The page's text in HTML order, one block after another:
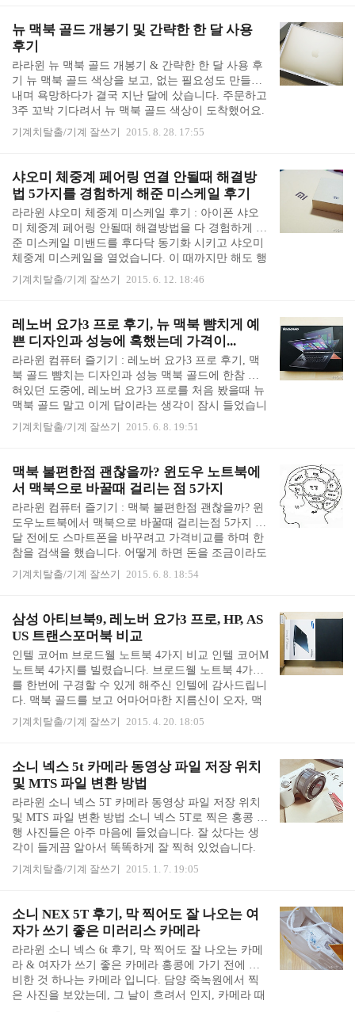
수 없다는 알림과 1% 남았다는 알림이 번갈아 깜빡
였습니다. 미밴드 배터리 완충 후 무려 52일이 지났
네요. 미밴드 배터리가 약 한 달 간다더니 52일이나
가네요. +_+ 미밴드 배터리 충전 안될때... 당황하지
마세요. 집에서 나서기 전에 아침에 재빨리 충전해서
나가려고 했는데, 문제는 여기서 발생했습니다. 미밴
드 충전 크래들에 꽂아서 충전기를 연결..
뉴 맥북 골드 개봉기 및 간략한 한 달 사용
후기
라라윈 뉴 맥북 골드 개봉기 & 간략한 한 달 사용 후
기 뉴 맥북 골드 색상을 보고, 없는 필요성도 만들어
내며 욕망하다가 결국 지난 달에 샀습니다. 주문하고
3주 꼬박 기다려서 뉴 맥북 골드 색상이 도착했어요.
아름답습니다. +_+ 12인치 뉴 맥북 골드 개봉기 대놓
고 PPL 입니다. 저의 책 2배 정도 되는 자그마한 박스
하게 접어서 겉에 있는 박스를 열면 속에 있는 맥북
박스가 쏙 나오도록 만들어 놓았습니다. 별 것 아닌
데 요런 작은 부분에도 신경을 잘 쓰는 것 같습니다.
대놓고 PPL 2번쨰. 맥북 박스는 책의 딱 2배 입니다.
맥북 골드 색상 박스에도 금색 맥북 옆모습이 그려져
있습니다. 뉴 맥북 구성품은 단촐합니다. 맥북, 충전
기가 전부입니다. ..
기계치탈출/기계 잘쓰기 2015. 8. 28. 17:55
샤오미 체중계 페어링 연결 안될때 해결방
법 5가지를 경험하게 해준 미스케일 후기
라라윈 샤오미 체중계 미스케일 후기 : 아이폰 샤오
미 체중계 페어링 안될때 해결방법을 다 경험하게 해
준 미스케일 미밴드를 후다닥 동기화 시키고 샤오미
체중계 미스케일을 열었습니다. 이 때까지만 해도 행
복했습니다. 대륙의 실수 샤오미 체중계라며, 체중을
재면 바로 스마트폰에 동기화 된다는 기사를 본 뒤로
잘 쓰고 있는 유리 체중계를 버릴 수 없어 망설이고
있었습니다. 그런데 마침 유리체중계가 고장이 났어
요. 으흐흐흐흐흐흐흫. 건전지를 교체해도 안 되고,
유리 체중계 모서리가 나가기도 했습니다. 깨진 유리
제품은 쓰는게 아니라며 신나서 샤오미 체중계를 주
문했던 것이라 더 신났습니다. 샤오미 체중계 미스케
일 개봉기 쇼핑몰 페이지에서 보던 것처럼 참 예쁩니
다..
기계치탈출/기계 잘쓰기 2015. 6. 12. 18:46
레노버 요가3 프로 후기, 뉴 맥북 뺨치게 예
쁜 디자인과 성능에 혹했는데 가격이...
라라윈 컴퓨터 즐기기 : 레노버 요가3 프로 후기, 맥
북 골드 뺨치는 디자인과 성능 맥북 골드에 한참 꽂
혀있던 도중에, 레노버 요가3 프로를 처음 봤을때 뉴
맥북 골드 말고 이게 답이라는 생각이 잠시 들었습니
다. 레노버 요가3 프로는 제가 구입한 것이 아니라,
인텔 대행사로부터 잠시 빌려서 써보았던 것 입니다.
브북9, 레노버 요가3 프로, HP, ASUS 트랜스포머북)
제 것이 아니라 그냥 구경을 하는 것이라 큰 기대 없
이 박스를 열었습니다. 뉴맥북 뺨치게 예쁜 요가3 프
로 골드 색상 오오오오오오! 골드! 레노버 요가3 프
로 골드 색상이 빛에 반짝이는데, 너무 예뻤습니다.
게다가 박스에서 꺼내는데 제법 큰 크기에도 가뿐합
니다. 뒷면까지 모두 반짝이는..
기계치탈출/기계 잘쓰기 2015. 6. 8. 19:51
맥북 불편한점 괜찮을까? 윈도우 노트북에
서 맥북으로 바꿀때 걸리는 점 5가지
라라윈 컴퓨터 즐기기 : 맥북 불편한점 괜찮을까? 윈
도우노트북에서 맥북으로 바꿀때 걸리는점 5가지 몇
달 전에도 스마트폰을 바꾸려고 가격비교를 하며 한
참을 검색을 했습니다. 어떻게 하면 돈을 조금이라도
아껴볼까 한참 검색을 하다가 문득 허무해졌습니다.
차라리 그럴 시간에 그냥 사고 싶은 것을 사고, 일에
들었습니다. 뭔가 헛똑똑이 짓을 한 기분이었어요. (-
부자란 가격비교 같은 것에 시간을 쓰지 않는 사람이
아닐까) 그래서 "맥북 골드는 그만 고민하고 구입을
하고, 더 열심히 일을 하자!" 라고 마음을 먹었습니
다. 그러나 저는 어쩔 수 없나봅니다... ㅠㅠ 맥북 골
드 구입 페이지를 열었다 닫았다 하면서 또 한 달 째
비교하고 있습니다... 더욱이 맥북은..
기계치탈출/기계 잘쓰기 2015. 6. 8. 18:54
삼성 아티브북9, 레노버 요가3 프로, HP, AS
US 트랜스포머북 비교
인텔 코어m 브로드웰 노트북 4가지 비교 인텔 코어M
노트북 4가지를 빌렸습니다. 브로드웰 노트북 4가지
를 한번에 구경할 수 있게 해주신 인텔에 감사드립니
다. 맥북 골드를 보고 어마어마한 지름신이 오자, 맥
북 골드에도 들어간 인텔 코어m 브로드웰이 들어간
노트북 성능이 어떨지 궁금했습니다. 배터리가 길어
드웰 노트북 4가지 삼성 아티트북9, 레노버 요가3 프
로, 아수스 T300 트랜스포머북, HP 120TU를 구경한
겉핥기 후기입니다. 노트북 포장 박스 HP 코어m 노
트북, 삼성 아티브북9, 에이수스 트랜스포머북, 레노
버 요가3 프로 입니다. 상자만 보면 에이수스 노트북
케이스가 제일 멋집니다. 까만 박스가 고급스럽고 근
사합니다. 상자각은 노트북 꺼낸 이..
기계치탈출/기계 잘쓰기 2015. 4. 20. 18:05
소니 넥스 5t 카메라 동영상 파일 저장 위치
및 MTS 파일 변환 방법
라라윈 소니 넥스 5T 카메라 동영상 파일 저장 위치
및 MTS 파일 변환 방법 소니 넥스 5T로 찍은 홍콩 여
행 사진들은 아주 마음에 들었습니다. 잘 샀다는 생
각이 들게끔 알아서 똑똑하게 잘 찍혀 있었습니다.
그런데 사진을 옮기다가 식겁했습니다.분명히 저는
동영상을 찍어 왔는데 동영상 파일이 없는 것 입니
이 어디로 간 걸까요. ㅠㅠ 놀라서 메모리 카드에 들
어 있는 파일들을 죄다 열어보았습니다. 대체 소니
카메라는 동영상 파일을 어디에 숨겨 놓는 것일까요?
소니 카메라 동영상 파일 저장 위치가 어디인지 검색
을 해봐도 저같이 동영상 파일 못 찾는 컴맹은 없는
지 쉽게 나오지 않았습니다. 이전에 쓰던 카메라들은
DCIM 폴더 속에 동영상도 함께 있었는데,..
기계치탈출/기계 잘쓰기 2015. 1. 7. 19:05
소니 NEX 5T 후기, 막 찍어도 잘 나오는 여
자가 쓰기 좋은 미러리스 카메라
라라윈 소니 넥스 6t 후기, 막 찍어도 잘 나오는 카메
라 & 여자가 쓰기 좋은 카메라 홍콩에 가기 전에 준
비한 것 하나는 카메라 입니다. 담양 죽녹원에서 찍
은 사진을 보았는데, 그 날이 흐려서 인지, 카메라 때